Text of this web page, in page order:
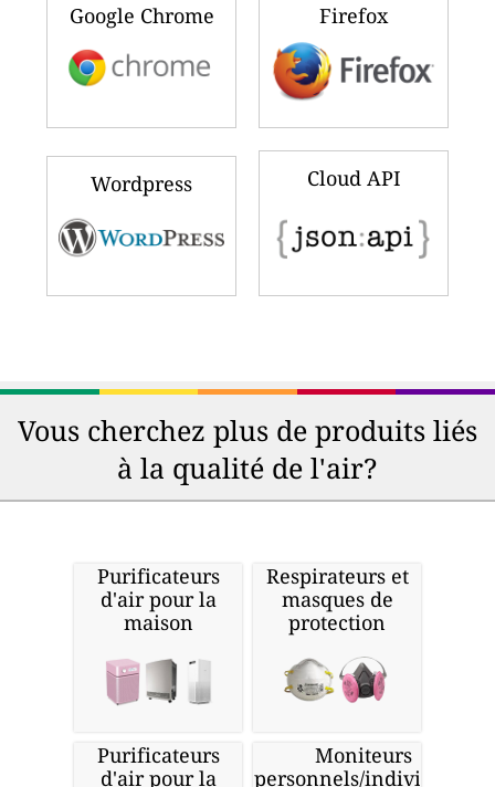
Google Chrome Firefox
Wordpress Cloud API
Vous cherchez plus de produits liés
à la qualité de l'air?
Purificateurs
d'air pour la
maison
Respirateurs et
masques de
protection
Purificateurs
d'air pour la
Moniteurs
personnels/individuels